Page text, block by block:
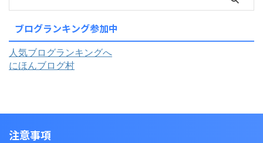
ブログランキング参加中
人気ブログランキングへ
にほんブログ村
注意事項